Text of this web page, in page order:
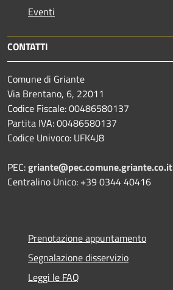
Eventi
CONTATTI
Comune di Griante
Via Brentano, 6, 22011
Codice Fiscale: 00486580137
Partita IVA: 00486580137
Codice Univoco: UFK4J8
PEC:griante@pec.comune.griante.co.it
Centralino Unico: +39 0344 40416
Prenotazione appuntamento
Segnalazione disservizio
Leggi le FAQ